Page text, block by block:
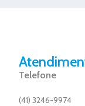
Telefone
(41) 3246-9974